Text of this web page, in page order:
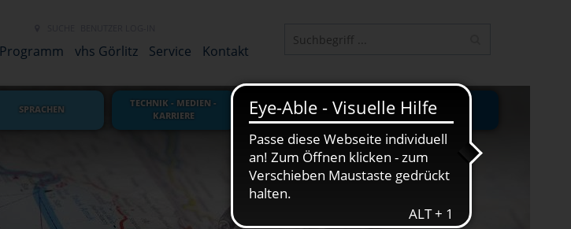
Programm vhs Görlitz Service Kontakt
SPRACHEN
TECHNIK - MEDIEN -
KARRIERE
JUNGE VHS ONLINE-KURSE